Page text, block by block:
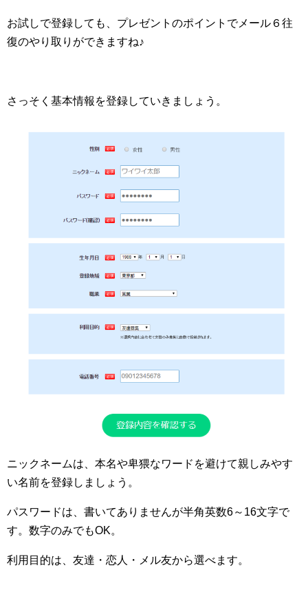
お試しで登録しても、プレゼントのポイントでメール６往
復のやり取りができますね♪
さっそく基本情報を登録していきましょう。
ニックネームは、本名や卑猥なワードを避けて親しみやす
い名前を登録しましょう。
パスワードは、書いてありませんが半角英数6～16文字で
す。数字のみでもOK。
利用目的は、友達・恋人・メル友から選べます。